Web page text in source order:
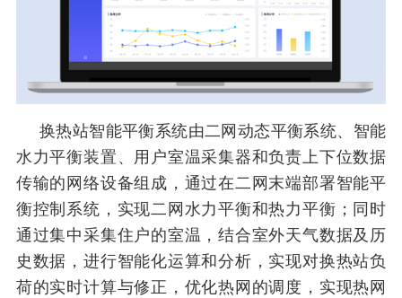
换热站智能平衡系统由二网动态平衡系统、智能
水力平衡装置、用户室温采集器和负责上下位数据
传输的网络设备组成，通过在二网末端部署智能平
衡控制系统，实现二网水力平衡和热力平衡；同时
通过集中采集住户的室温，结合室外天气数据及历
史数据，进行智能化运算和分析，实现对换热站负
荷的实时计算与修正，优化热网的调度，实现热网